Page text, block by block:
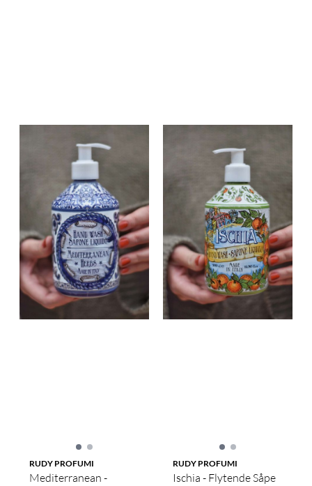
RUDY PROFUMI
Mediterranean -
RUDY PROFUMI
Ischia - Flytende Såpe